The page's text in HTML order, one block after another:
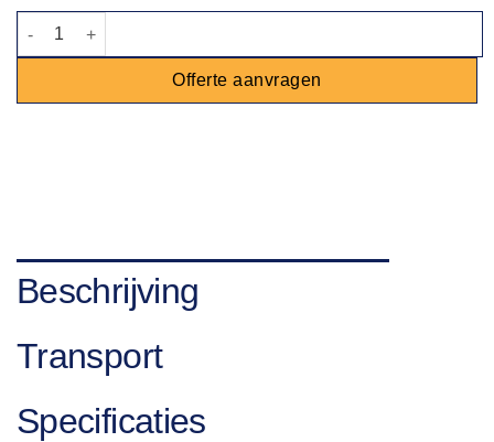
Klaptafel Bistro Parade met 4 stoelen - 'Festival kwaliteit' aantal
Offerte aanvragen
Beschrijving
Transport
Specificaties